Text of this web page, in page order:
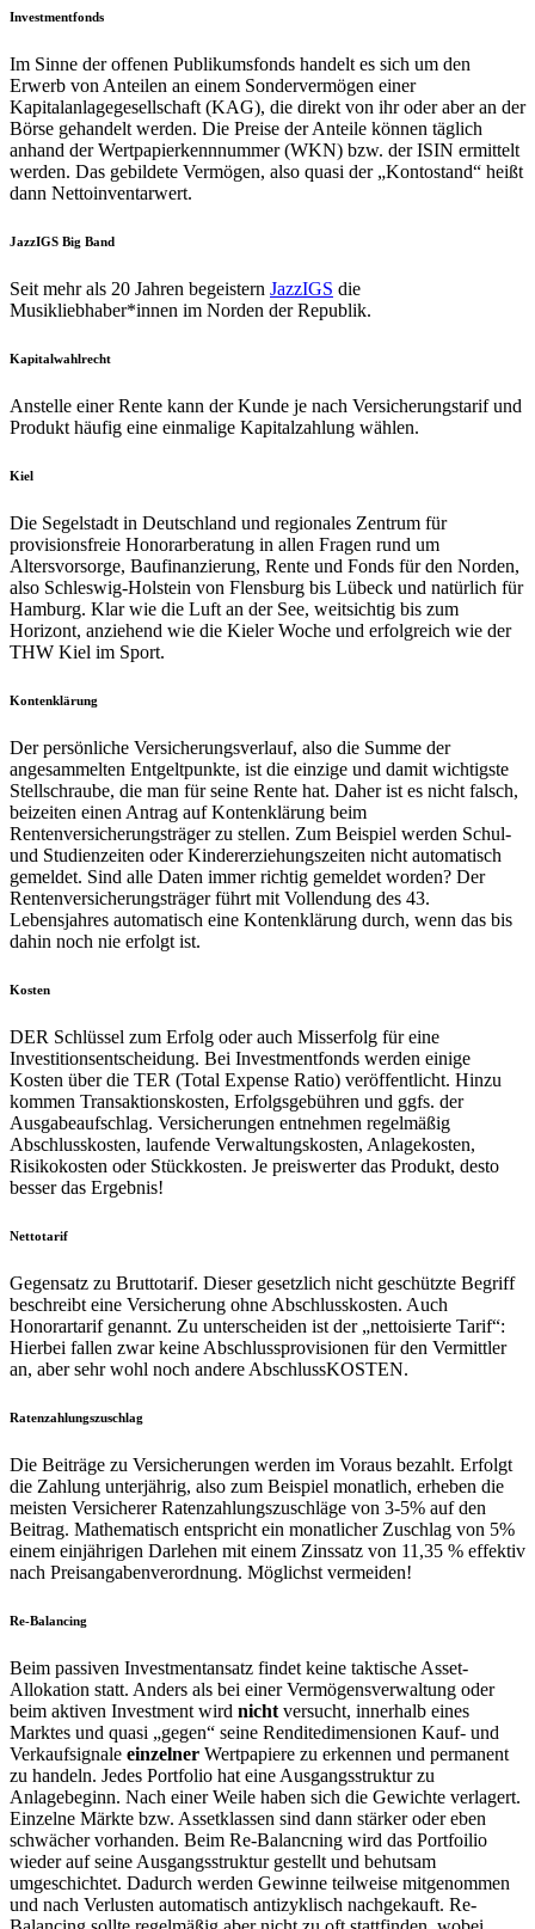
Investmentfonds
Im Sinne der offenen Publikumsfonds handelt es sich um den
Erwerb von Anteilen an einem Sondervermögen einer
Kapitalanlagegesellschaft (KAG), die direkt von ihr oder aber an der
Börse gehandelt werden. Die Preise der Anteile können täglich
anhand der Wertpapierkennnummer (WKN) bzw. der ISIN ermittelt
werden. Das gebildete Vermögen, also quasi der „Kontostand“ heißt
dann Nettoinventarwert.
JazzIGS Big Band
Seit mehr als 20 Jahren begeistern JazzIGS die
Musikliebhaber*innen im Norden der Republik.
Kapitalwahlrecht
Anstelle einer Rente kann der Kunde je nach Versicherungstarif und
Produkt häufig eine einmalige Kapitalzahlung wählen.
Kiel
Die Segelstadt in Deutschland und regionales Zentrum für
provisionsfreie Honorarberatung in allen Fragen rund um
Altersvorsorge, Baufinanzierung, Rente und Fonds für den Norden,
also Schleswig-Holstein von Flensburg bis Lübeck und natürlich für
Hamburg. Klar wie die Luft an der See, weitsichtig bis zum
Horizont, anziehend wie die Kieler Woche und erfolgreich wie der
THW Kiel im Sport.
Kontenklärung
Der persönliche Versicherungsverlauf, also die Summe der
angesammelten Entgeltpunkte, ist die einzige und damit wichtigste
Stellschraube, die man für seine Rente hat. Daher ist es nicht falsch,
beizeiten einen Antrag auf Kontenklärung beim
Rentenversicherungsträger zu stellen. Zum Beispiel werden Schul-
und Studienzeiten oder Kindererziehungszeiten nicht automatisch
gemeldet. Sind alle Daten immer richtig gemeldet worden? Der
Rentenversicherungsträger führt mit Vollendung des 43.
Lebensjahres automatisch eine Kontenklärung durch, wenn das bis
dahin noch nie erfolgt ist.
Kosten
DER Schlüssel zum Erfolg oder auch Misserfolg für eine
Investitionsentscheidung. Bei Investmentfonds werden einige
Kosten über die TER (Total Expense Ratio) veröffentlicht. Hinzu
kommen Transaktionskosten, Erfolgsgebühren und ggfs. der
Ausgabeaufschlag. Versicherungen entnehmen regelmäßig
Abschlusskosten, laufende Verwaltungskosten, Anlagekosten,
Risikokosten oder Stückkosten. Je preiswerter das Produkt, desto
besser das Ergebnis!
Nettotarif
Gegensatz zu Bruttotarif. Dieser gesetzlich nicht geschützte Begriff
beschreibt eine Versicherung ohne Abschlusskosten. Auch
Honorartarif genannt. Zu unterscheiden ist der „nettoisierte Tarif“:
Hierbei fallen zwar keine Abschlussprovisionen für den Vermittler
an, aber sehr wohl noch andere AbschlussKOSTEN.
Ratenzahlungszuschlag
Die Beiträge zu Versicherungen werden im Voraus bezahlt. Erfolgt
die Zahlung unterjährig, also zum Beispiel monatlich, erheben die
meisten Versicherer Ratenzahlungszuschläge von 3-5% auf den
Beitrag. Mathematisch entspricht ein monatlicher Zuschlag von 5%
einem einjährigen Darlehen mit einem Zinssatz von 11,35 % effektiv
nach Preisangabenverordnung. Möglichst vermeiden!
Re-Balancing
Beim passiven Investmentansatz findet keine taktische Asset-
Allokation statt. Anders als bei einer Vermögensverwaltung oder
beim aktiven Investment wird nicht versucht, innerhalb eines
Marktes und quasi „gegen“ seine Renditedimensionen Kauf- und
Verkaufsignale einzelner Wertpapiere zu erkennen und permanent
zu handeln. Jedes Portfolio hat eine Ausgangsstruktur zu
Anlagebeginn. Nach einer Weile haben sich die Gewichte verlagert.
Einzelne Märkte bzw. Assetklassen sind dann stärker oder eben
schwächer vorhanden. Beim Re-Balancning wird das Portfoilio
wieder auf seine Ausgangsstruktur gestellt und behutsam
umgeschichtet. Dadurch werden Gewinne teilweise mitgenommen
und nach Verlusten automatisch antizyklisch nachgekauft. Re-